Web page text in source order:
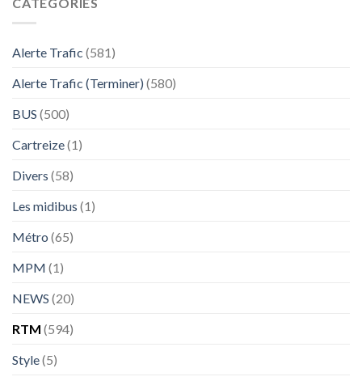
CATÉGORIES
Alerte Trafic (581)
Alerte Trafic (Terminer) (580)
BUS (500)
Cartreize(1)
Divers (58)
Les midibus (1)
Métro (65)
MPM (1)
NEWS (20)
RTM (594)
Style(5)